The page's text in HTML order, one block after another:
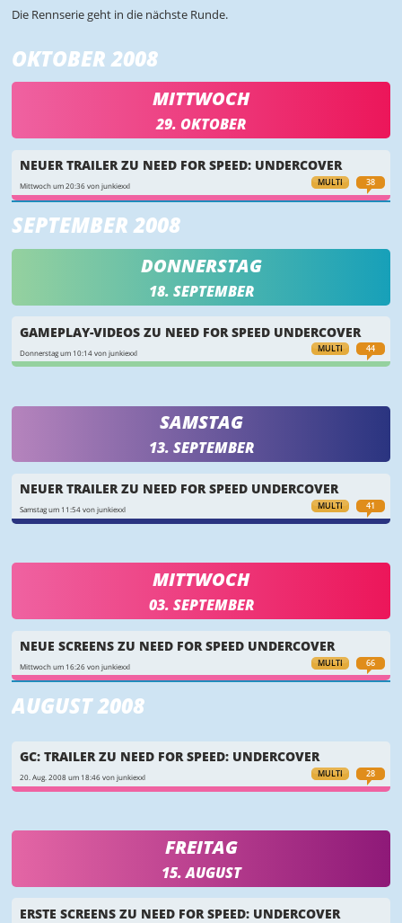
Die Rennserie geht in die nächste Runde.
OKTOBER 2008
MITTWOCH
29. OKTOBER
MULTI 38
NEUER TRAILER ZU NEED FOR SPEED: UNDERCOVER
Mittwoch um 20:36 von junkiexxl
SEPTEMBER 2008
DONNERSTAG
18. SEPTEMBER
MULTI 44
GAMEPLAY-VIDEOS ZU NEED FOR SPEED UNDERCOVER
Donnerstag um 10:14 von junkiexxl
SAMSTAG
13. SEPTEMBER
MULTI 41
NEUER TRAILER ZU NEED FOR SPEED UNDERCOVER
Samstag um 11:54 von junkiexxl
MITTWOCH
03. SEPTEMBER
MULTI 66
NEUE SCREENS ZU NEED FOR SPEED UNDERCOVER
Mittwoch um 16:26 von junkiexxl
AUGUST 2008
MULTI 28
GC: TRAILER ZU NEED FOR SPEED: UNDERCOVER
20. Aug. 2008 um 18:46 von junkiexxl
FREITAG
15. AUGUST
ERSTE SCREENS ZU NEED FOR SPEED: UNDERCOVER